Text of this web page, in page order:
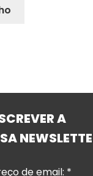
A
de email: *